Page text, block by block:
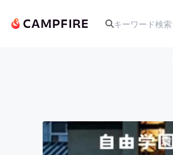
アート・写真